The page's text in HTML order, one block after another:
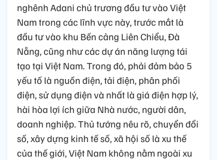
nghênh Adani chủ trương đầu tư vào Việt
Nam trong các lĩnh vực này, trước mắt là
đầu tư vào khu Bến cảng Liên Chiểu, Đà
Nẵng, cũng như các dự án năng lượng tái
tạo tại Việt Nam. Trong đó, phải đảm bảo 5
yếu tố là nguồn điện, tải điện, phân phối
điện, sử dụng điện và nhất là giá điện hợp lý,
hài hòa lợi ích giữa Nhà nước, người dân,
doanh nghiệp. Thủ tướng nêu rõ, chuyển đổi
số, xây dựng kinh tế số, xã hội số là xu thế
của thế giới, Việt Nam không nằm ngoài xu